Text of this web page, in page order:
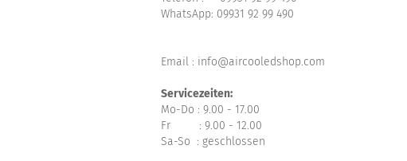
WhatsApp: 09931 92 99 490
Email : info@aircooledshop.com
Servicezeiten:
Mo-Do : 9.00 - 17.00
Fr : 9.00 - 12.00
Sa-So : geschlossen